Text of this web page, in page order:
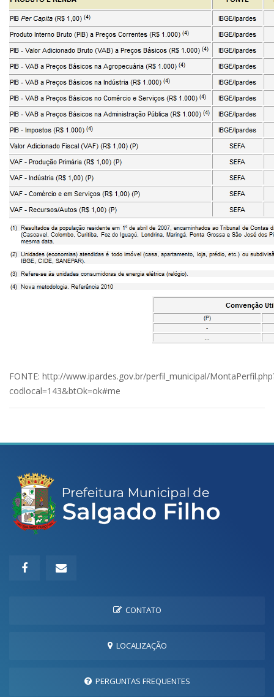
FONTE: http://www.ipardes.gov.br/perfil_municipal/
codlocal=143&btOk=ok#me
CONTATO
LOCALIZAÇÃO
PERGUNTAS FREQUENTES